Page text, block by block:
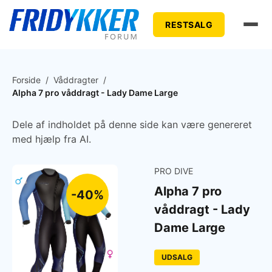
RESTSALG
Forside / Våddragter /
Alpha 7 pro våddragt - Lady Dame Large
Dele af indholdet på denne side kan være genereret
med hjælp fra AI.
-40%
PRO DIVE
Alpha 7 pro
våddragt - Lady
Dame Large
UDSALG